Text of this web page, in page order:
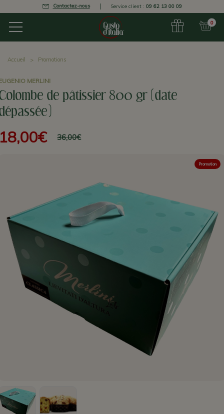
Contactez-nous Service client : 09 62 13 00 09
0
Accueil Promotions
MERLINI
de pâtissier 800 gr (date
36,00€
Promotion